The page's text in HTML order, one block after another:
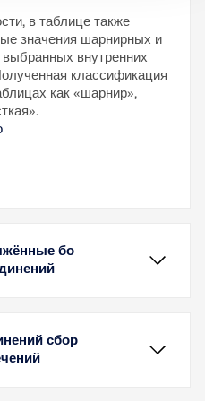
в таблице также
значения шарнирных и
внутренних
классификация
как «шарнир»,
бо
сбор